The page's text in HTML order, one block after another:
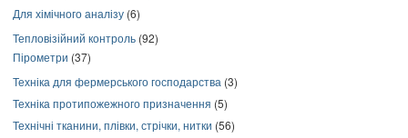
Для хімічного аналізу (6)
Тепловізійний контроль (92)
Пірометри (37)
Техніка для фермерського господарства (3)
Техніка протипожежного призначення (5)
Технічні тканини, плівки, стрічки, нитки (56)